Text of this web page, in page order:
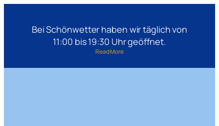
Bei Schönwetter haben wir täglich von
11:00 bis 19:30 Uhr geöffnet.
Read More